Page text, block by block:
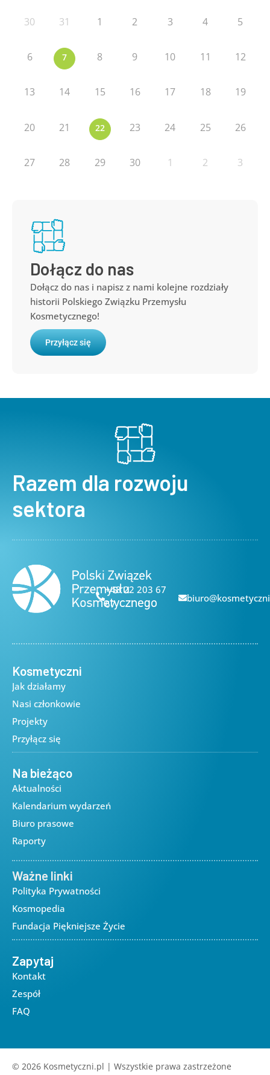
30 31 1 2 3 4 5
6 7 8 9 10 11 12
13 14 15 16 17 18 19
20 21 22 23 24 25 26
27 28 29 30 1 2 3
Dołącz do nas
Dołącz do nas i napisz z nami kolejne rozdziały
historii Polskiego Związku Przemysłu
Kosmetycznego!
Przyłącz się
Razem dla rozwoju
sektora
+48 22 203 67
67
Kosmetyczni
Jak działamy
Nasi członkowie
Projekty
Przyłącz się
Na bieżąco
Aktualności
Kalendarium wydarzeń
Biuro prasowe
Raporty
Ważne linki
Polityka Prywatności
Kosmopedia
Fundacja Piękniejsze Życie
Zapytaj
Kontakt
Zespół
FAQ
© 2026 Kosmetyczni.pl | Wszystkie prawa zastrzeżone